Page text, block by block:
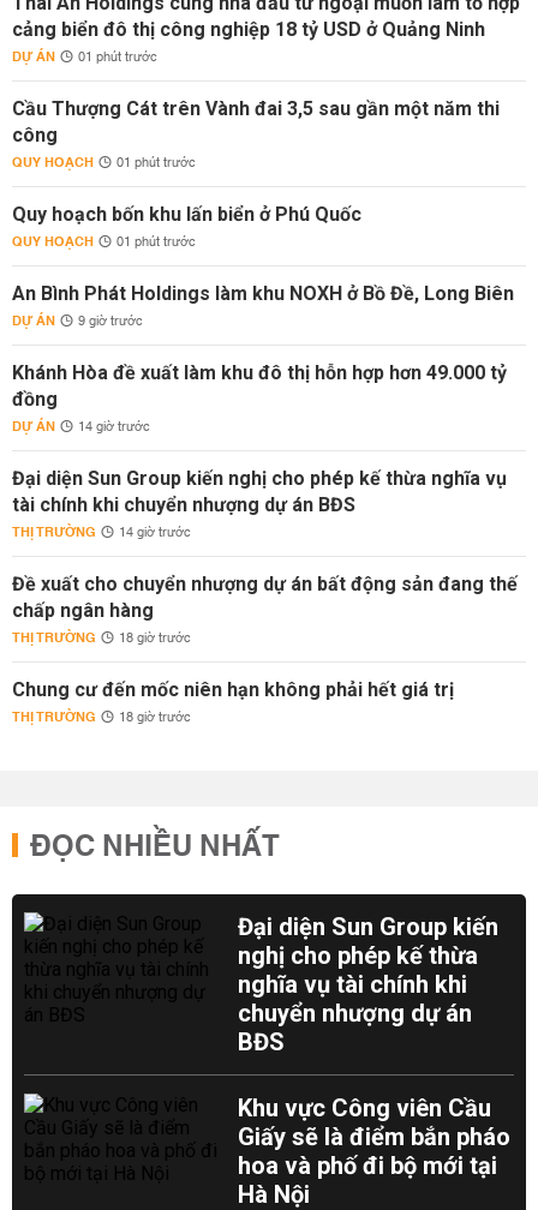
cảng biển đô thị công nghiệp 18 tỷ USD ở Quảng Ninh
DỰ ÁN 01 phút trước
Cầu Thượng Cát trên Vành đai 3,5 sau gần một năm thi
công
QUY HOẠCH 01 phút trước
Quy hoạch bốn khu lấn biển ở Phú Quốc
QUY HOẠCH 01 phút trước
An Bình Phát Holdings làm khu NOXH ở Bồ Đề, Long Biên
DỰ ÁN 9 giờ trước
Khánh Hòa đề xuất làm khu đô thị hỗn hợp hơn 49.000 tỷ
đồng
DỰ ÁN 14 giờ trước
Đại diện Sun Group kiến nghị cho phép kế thừa nghĩa vụ
tài chính khi chuyển nhượng dự án BĐS
THỊ TRƯỜNG 14 giờ trước
Đề xuất cho chuyển nhượng dự án bất động sản đang thế
chấp ngân hàng
THỊ TRƯỜNG 18 giờ trước
Chung cư đến mốc niên hạn không phải hết giá trị
THỊ TRƯỜNG 18 giờ trước
ĐỌC NHIỀU NHẤT
Đại diện Sun Group kiến
nghị cho phép kế thừa
nghĩa vụ tài chính khi
chuyển nhượng dự án
BĐS
Khu vực Công viên Cầu
Giấy sẽ là điểm bắn pháo
hoa và phố đi bộ mới tại
Hà Nội